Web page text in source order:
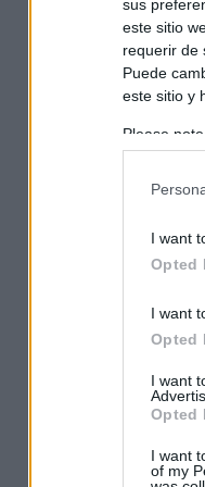
sus
este sitio
requerir de
Puede
este sitio y
Please
information
in below
I want
Opted
I want
Opted
I want
Opted
I want
of my